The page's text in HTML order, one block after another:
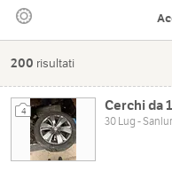
200 risultati
4 Cerchi da
30 Lug -